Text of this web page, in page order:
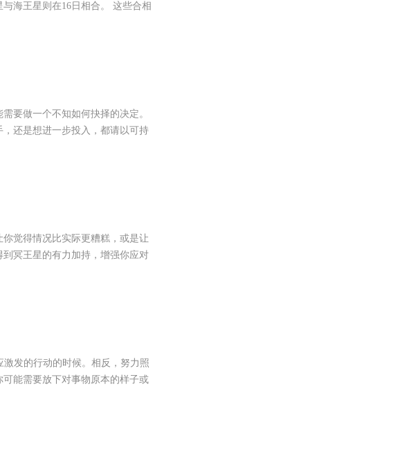
海王星则在16日相合。 这些合相
要做一个不知如何抉择的决定。
还是想进一步投入，都请以可持
觉得情况比实际更糟糕，或是让
冥王星的有力加持，增强你应对
发的行动的时候。相反，努力照
能需要放下对事物原本的样子或